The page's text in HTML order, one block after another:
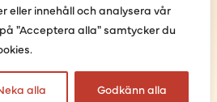
eller innehåll och analysera vår
"Acceptera alla" samtycker du
alla Godkänn alla